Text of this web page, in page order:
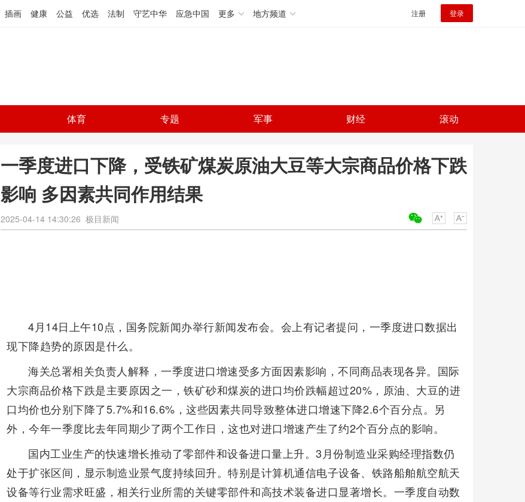
插画 健康 公益 优选 法制 守艺中华 应急中国 更多 地方频道 注册 登录
体育 专题 军事 财经 滚动
一季度进口下降，受铁矿煤炭原油大豆等大宗商品价格下跌
影响 多因素共同作用结果
2025-04-14 14:30:26 极目新闻
4月14日上午10点，国务院新闻办举行新闻发布会。会上有记者提问，一季度进口数据出
现下降趋势的原因是什么。
海关总署相关负责人解释，一季度进口增速受多方面因素影响，不同商品表现各异。国际
大宗商品价格下跌是主要原因之一，铁矿砂和煤炭的进口均价跌幅超过20%，原油、大豆的进
口均价也分别下降了5.7%和16.6%，这些因素共同导致整体进口增速下降2.6个百分点。另
外，今年一季度比去年同期少了两个工作日，这也对进口增速产生了约2个百分点的影响。
国内工业生产的快速增长推动了零部件和设备进口量上升。3月份制造业采购经理指数仍
处于扩张区间，显示制造业景气度持续回升。特别是计算机通信电子设备、铁路船舶航空航天
设备等行业需求旺盛，相关行业所需的关键零部件和高技术装备进口显著增长。一季度自动数